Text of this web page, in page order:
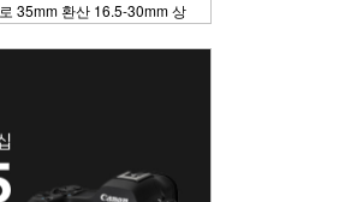
35mm 환산 16.5-30mm 상
상 촬영으로 사용해도 제
…